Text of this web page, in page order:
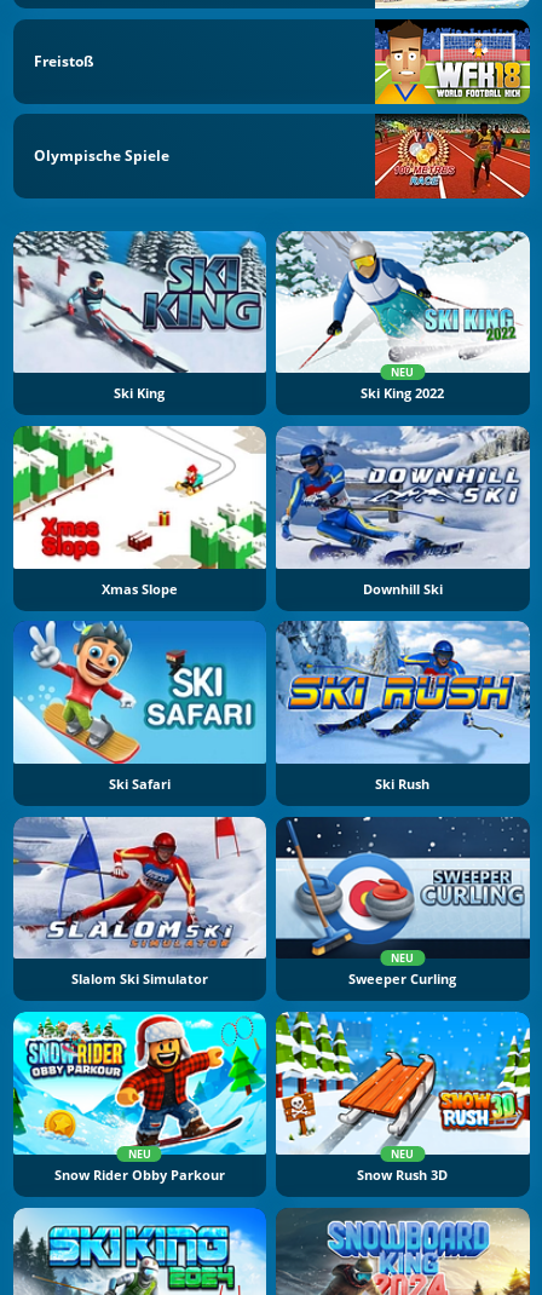
Freistoß
Olympische Spiele
Ski King
NEU
Ski King 2022
Xmas Slope Downhill Ski
Ski Safari Ski Rush
Slalom Ski Simulator
NEU
Sweeper Curling
NEU
Snow Rider Obby Parkour
NEU
Snow Rush 3D